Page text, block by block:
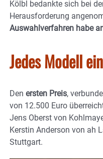
Kölbl bedankte sich bei
Herausforderung
Auswahlverfahren habe
Jedes Modell
Den ersten Preis,
von 12.500 Euro
Jens Oberst von
Kerstin Anderson von ah
Stuttgart.